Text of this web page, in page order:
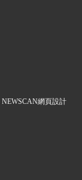
NEWSCAN網頁設計